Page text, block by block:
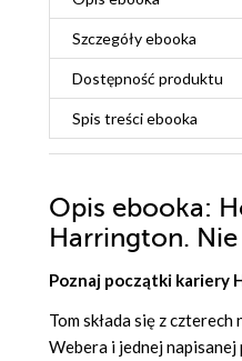
Szczegółyebooka
Dostępność produktu
Spis treściebooka
Opis ebooka:
Harrington.
Poznaj początki kariery
Tom składa się z
Webera i jednej